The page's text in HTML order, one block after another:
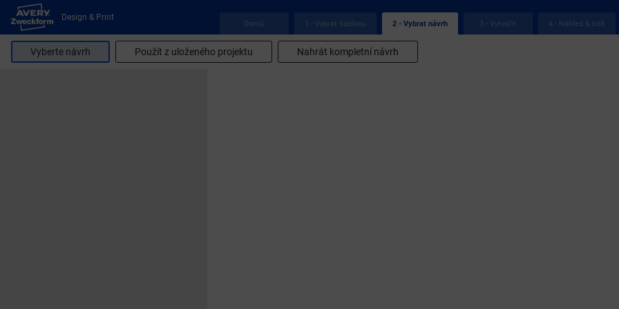
Design & Print
Domů 1 - Vybrat šablonu 2 - Vybrat návrh 3 - Vytvořit 4 - Náhled & tisk
Vyberte návrh Použít z uloženého projektu Nahrát kompletní návrh